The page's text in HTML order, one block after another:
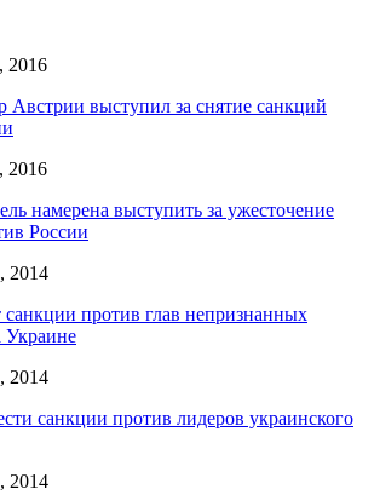
2016
Австрии выступил за снятие санкций
2016
намерена выступить за ужесточение
России
2014
против глав непризнанных
Украине
2014
санкции против лидеров украинского
2014